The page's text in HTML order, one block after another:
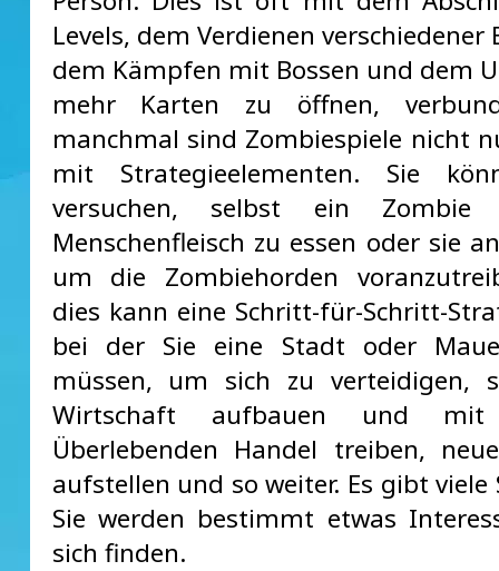
Levels, dem Verdienen verschiedener
dem Kämpfen mit Bossen und dem
mehr Karten zu öffnen,
manchmal sind Zombiespiele nicht
mit Strategieelementen. Sie
versuchen, selbst ein
Menschenfleisch zu essen oder sie
um die Zombiehorden
dies kann eine Schritt-für-Schritt-
bei der Sie eine Stadt oder
müssen, um sich zu verteidigen,
Wirtschaft aufbauen und mit
Überlebenden Handel treiben,
aufstellen und so weiter. Es gibt viele
Sie werden bestimmt etwas
sich finden.